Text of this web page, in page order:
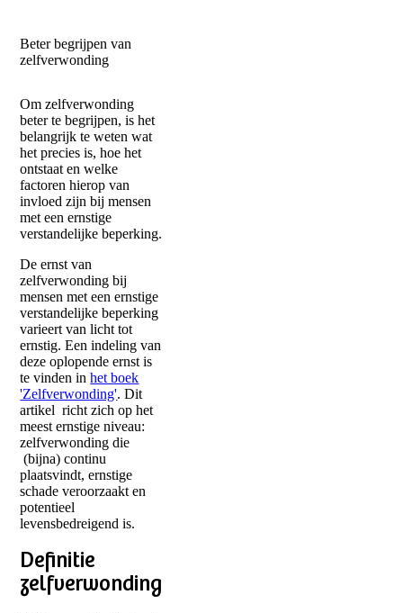
Beter begrijpen van
zelfverwonding
Om zelfverwonding
beter te begrijpen, is het
belangrijk te weten wat
het precies is, hoe het
ontstaat en welke
factoren hierop van
invloed zijn bij mensen
met een ernstige
verstandelijke beperking.
De ernst van
zelfverwonding bij
mensen met een ernstige
verstandelijke beperking
varieert van licht tot
ernstig. Een indeling van
deze oplopende ernst is
te vinden inhet boek
'Zelfverwonding'. Dit
artikel richt zich op het
meest ernstige niveau:
zelfverwonding die
(bijna) continu
plaatsvindt, ernstige
schade veroorzaakt en
potentieel
levensbedreigend is.
Definitie
zelfverwonding